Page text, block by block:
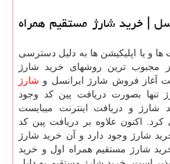
| خرید شارژ مستقیم همراه
و یا اپلیکیشن ها به دلیل دسترسی
یکی از مجبوب ترین روشهای خرید شارژ
آغاز فروش شارژ ایرانسل و شارژ
تنها بصورت دریافت پین کد وجود
و دریافت اینترنت میبایست
اکنون علاوه بر دریافت پین کد
شارژ وجود دارد و آن خرید شارژ
شارژ مستقیم همراه اول و خرید